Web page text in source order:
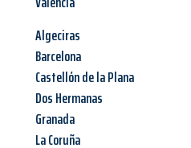
Algeciras
Barcelona
Castellón de la Plana
Dos Hermanas
Granada
La Coruña